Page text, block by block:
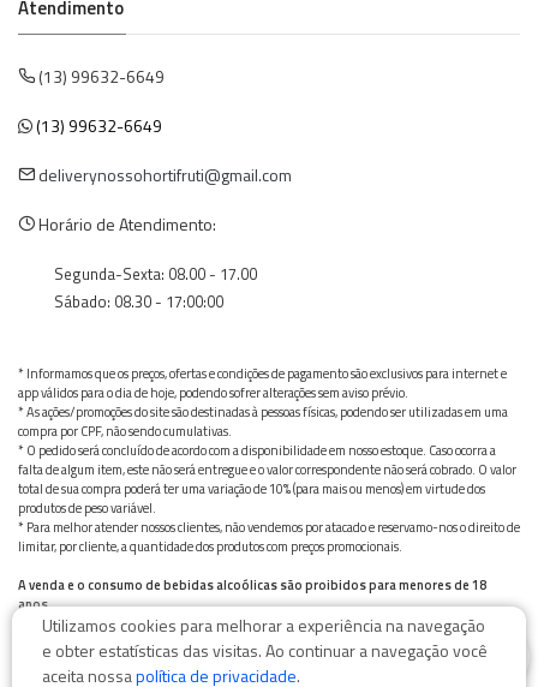
Atendimento
(13) 99632-6649
(13) 99632-6649
deliverynossohortifruti@gmail.com
Horário de Atendimento:
Segunda-Sexta: 08.00 - 17.00
Sábado: 08.30 - 17:00:00
* Informamos que os preços, ofertas e condições de pagamento são exclusivos para internet e
app válidos para o dia de hoje, podendo sofrer alterações sem aviso prévio.
* As ações/promoções do site são destinadas à pessoas físicas, podendo ser utilizadas em uma
compra por CPF, não sendo cumulativas.
* O pedido será concluído de acordo com a disponibilidade em nosso estoque. Caso ocorra a
falta de algum item, este não será entregue e o valor correspondente não será cobrado. O valor
total de sua compra poderá ter uma variação de 10% (para mais ou menos) em virtude dos
produtos de peso variável.
* Para melhor atender nossos clientes, não vendemos por atacado e reservamo-nos o direito de
limitar, por cliente, a quantidade dos produtos com preços promocionais.
A venda e o consumo de bebidas alcoólicas são proibidos para menores de 18
anos.
Bebida alcoólica pode causar dependência química e, em excesso, provoca graves males à saúde.
Beba com moderação
Utilizamos cookies para melhorar a experiência na navegação
e obter estatísticas das visitas. Ao continuar a navegação você
aceita nossapolítica de privacidade.